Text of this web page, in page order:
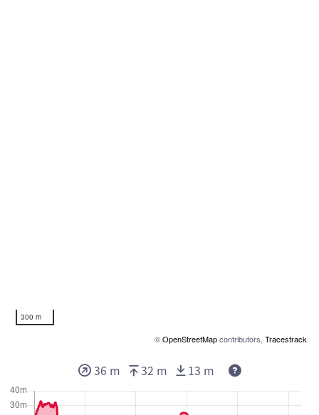
300 m
©OpenStreetMapcontributors, Tracestrack
36 m 32 m 13 m